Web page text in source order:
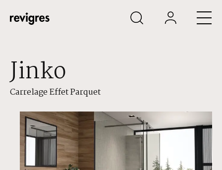
Aller au contenu principal
Jinko
Carrelage Effet Parquet